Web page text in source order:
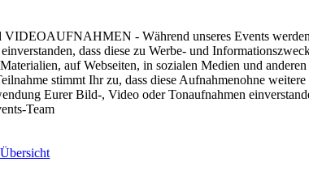
- Während unseres Events
dass diese zu Werbe- und
auf Webseiten, in sozialen Medien und
stimmt Ihr zu, dass diese Aufnahmenohne
Eurer Bild-, Video oder Tonaufnahmen
Team